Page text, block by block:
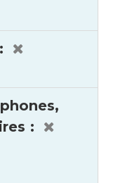
:
: